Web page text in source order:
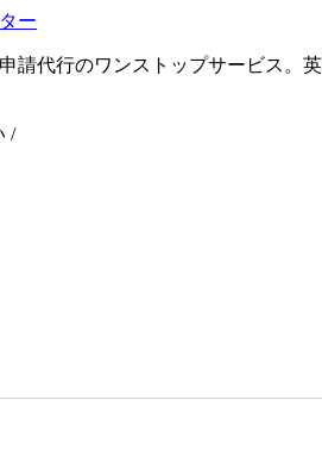
請代行のワンストップサービス
/